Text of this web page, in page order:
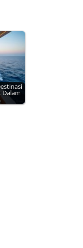
Dalam